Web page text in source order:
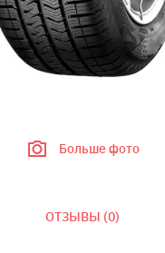
Больше фото
ОТЗЫВЫ (0)